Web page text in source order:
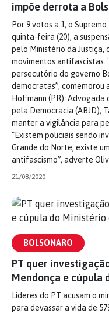
impõe derrota a
Por 9 votos a 1, o
quinta-feira (20), a
pelo Ministério da Justiça,
movimentos antifascistas.
persecutório do governo
democratas”, comemorou
Hoffmann (PR).
pela Democracia (ABJD),
manter a vigilância para
"Existem policiais sendo
Grande do Norte, existe
antifascismo”, adverte
21/08/2020
BOLSONARO
PT quer
Mendonça e cúpula
Líderes do PT acusam o
para devassar a vida de